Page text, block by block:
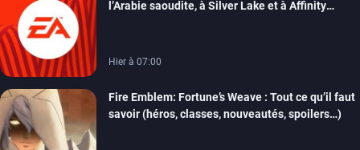
l’Arabie saoudite, à Silver Lake et à Affinity
Hier à 07:00
Fire Emblem: Fortune’s Weave : Tout ce qu’il faut
savoir (héros, classes, nouveautés, spoilers…)